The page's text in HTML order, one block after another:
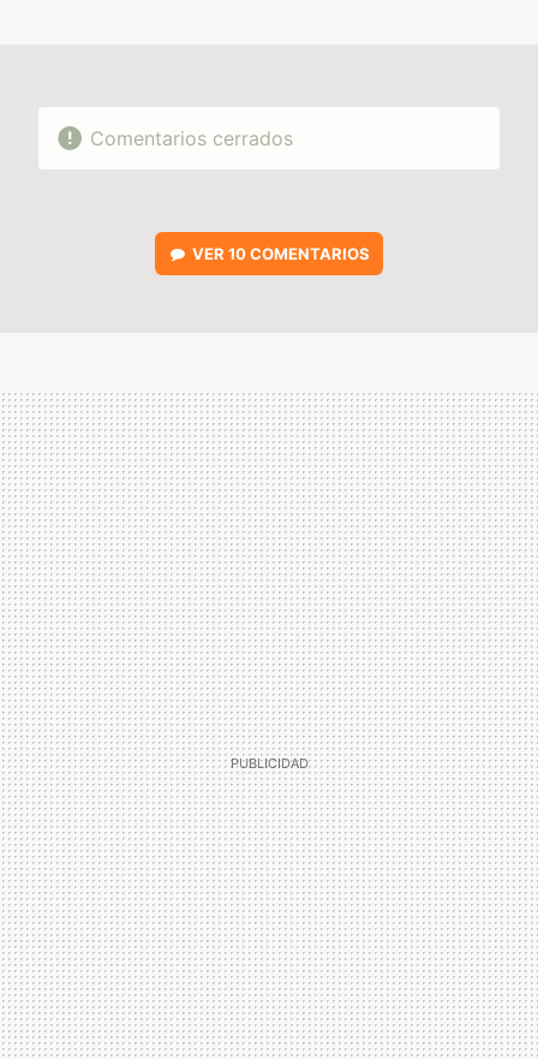
Comentarios cerrados
VER 10 COMENTARIOS